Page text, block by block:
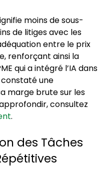
moins de sous-
de litiges avec les
entre le prix
renforçant ainsi la
qui a intégré l’IA dans
constaté une
marge brute sur les
consultez
.
des Tâches